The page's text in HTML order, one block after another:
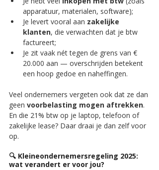
apparatuur, materialen, software);
Je levert vooral aan zakelijke
klanten, die verwachten dat je btw
factureert;
Je zit vaak nét tegen de grens van €
20.000 aan — overschrijden betekent
een hoop gedoe en naheffingen.
Veel ondernemers vergeten ook dat ze dan
geen voorbelasting mogen aftrekken.
En die 21% btw op je laptop, telefoon of
zakelijke lease? Daar draai je dan zelf voor
op.
🔍 Kleineondernemersregeling 2025:
wat verandert er voor jou?